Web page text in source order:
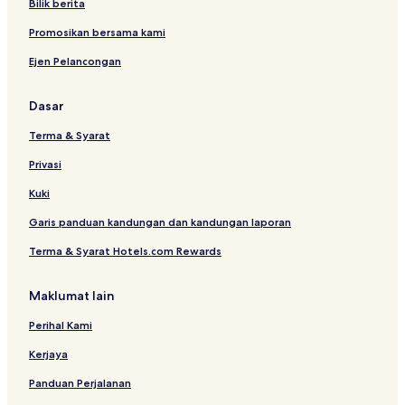
a
p
r
Bilik berita
Promosikan bersama kami
Ejen Pelancongan
Dasar
Terma & Syarat
Privasi
Kuki
Garis panduan kandungan dan kandungan laporan
Terma & Syarat Hotels.com Rewards
Maklumat lain
Perihal Kami
Kerjaya
Panduan Perjalanan